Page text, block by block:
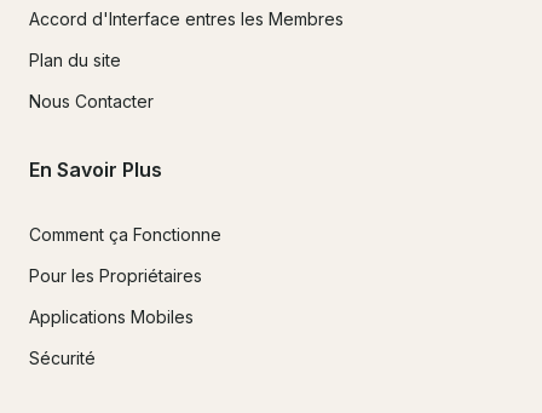
Accord d'Interface entres les Membres
Plan du site
Nous Contacter
En Savoir Plus
Comment ça Fonctionne
Pour les Propriétaires
Applications Mobiles
Sécurité